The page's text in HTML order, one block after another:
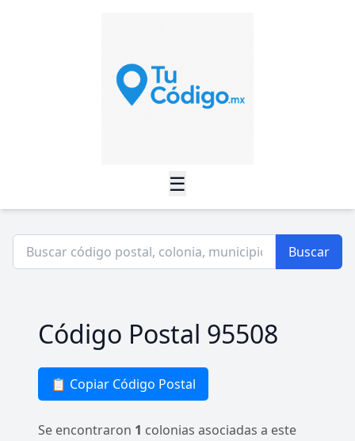
☰
Buscar
Código Postal 95508
📋 Copiar Código Postal
Se encontraron 1 colonias asociadas a este